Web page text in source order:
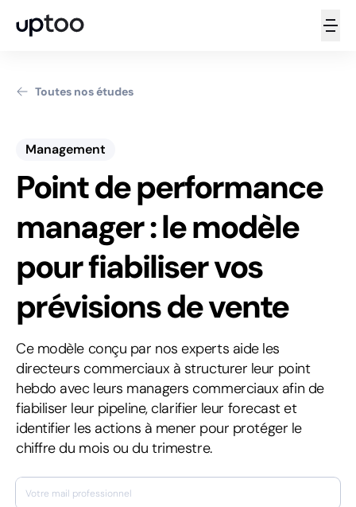
Toutes nos études
Management
Point de performance
manager : le modèle
pour fiabiliser vos
prévisions de vente
Ce modèle conçu par nos experts aide les
directeurs commerciaux à structurer leur point
hebdo avec leurs managers commerciaux afin de
fiabiliser leur pipeline, clarifier leur forecast et
identifier les actions à mener pour protéger le
chiffre du mois ou du trimestre.